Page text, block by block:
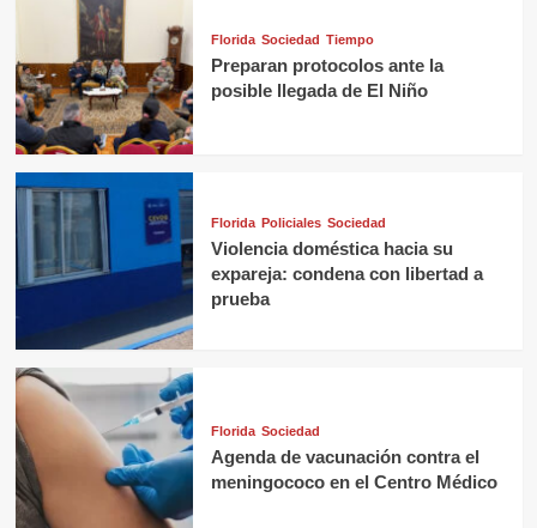
Florida Sociedad Tiempo
Preparan protocolos ante la
posible llegada de El Niño
Florida Policiales Sociedad
Violencia doméstica hacia su
expareja: condena con libertad a
prueba
Florida Sociedad
Agenda de vacunación contra el
meningococo en el Centro Médico